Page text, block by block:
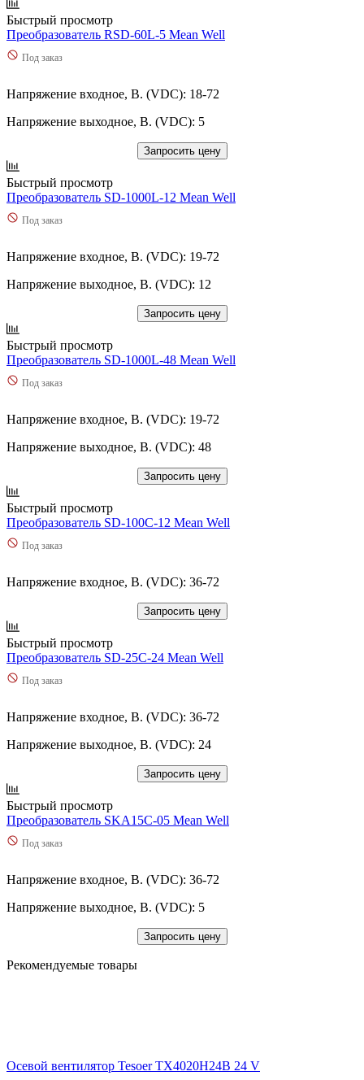
Быстрый просмотр
Преобразователь RSD-60L-5 Mean Well
Под заказ
Напряжение входное, В. (VDC): 18-72
Напряжение выходное, В. (VDC): 5
Запросить цену
Быстрый просмотр
Преобразователь SD-1000L-12 Mean Well
Под заказ
Напряжение входное, В. (VDC): 19-72
Напряжение выходное, В. (VDC): 12
Запросить цену
Быстрый просмотр
Преобразователь SD-1000L-48 Mean Well
Под заказ
Напряжение входное, В. (VDC): 19-72
Напряжение выходное, В. (VDC): 48
Запросить цену
Быстрый просмотр
Преобразователь SD-100C-12 Mean Well
Под заказ
Напряжение входное, В. (VDC): 36-72
Запросить цену
Быстрый просмотр
Преобразователь SD-25C-24 Mean Well
Под заказ
Напряжение входное, В. (VDC): 36-72
Напряжение выходное, В. (VDC): 24
Запросить цену
Быстрый просмотр
Преобразователь SKA15C-05 Mean Well
Под заказ
Напряжение входное, В. (VDC): 36-72
Напряжение выходное, В. (VDC): 5
Запросить цену
Рекомендуемые товары
Осевой вентилятор Tesoer TX4020H24B 24 V